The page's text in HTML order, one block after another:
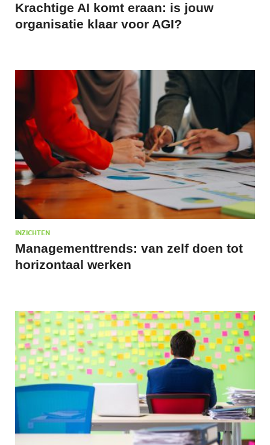
Krachtige AI komt eraan: is jouw
organisatie klaar voor AGI?
INZICHTEN
Managementtrends: van zelf doen tot
horizontaal werken